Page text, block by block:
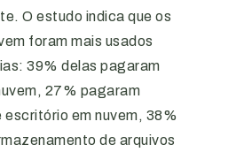
O estudo indica que os
foram mais usados
39% delas pagaram
27% pagaram
escritório em nuvem, 38%
de arquivos